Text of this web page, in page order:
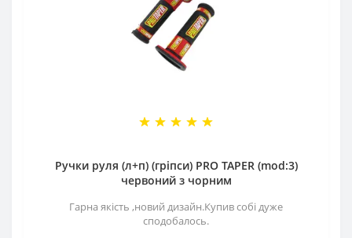
Ручки руля (л+п) (гріпси) PRO TAPER (mod:3)
червоний з чорним
Гарна якість ,новий дизайн.Купив собі дуже
сподобалось.